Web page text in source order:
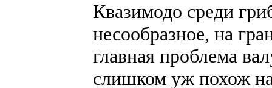
Квазимодо среди
несообразное, на
главная проблема
слишком уж похож